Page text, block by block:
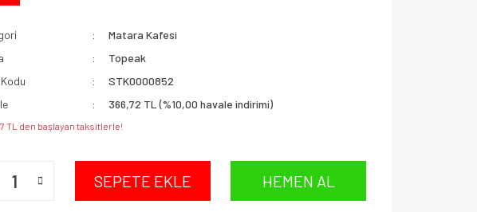
Matara Kafesi
Topeak
STK0000852
366,72 TL (%10,00 havale indirimi)
TL den başlayan taksitlerle!
SEPETE EKLE HEMEN AL